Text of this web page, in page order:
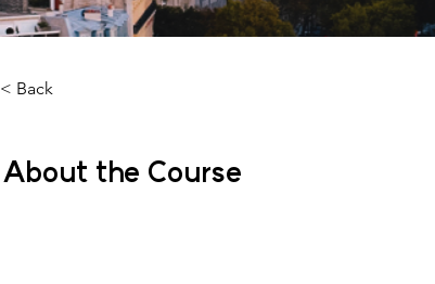
< Back
About the Course